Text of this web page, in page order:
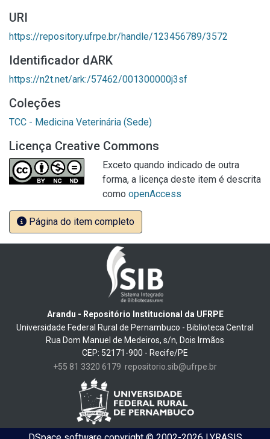
URI
https://repository.ufrpe.br/handle/123456789/3572
Identificador dARK
https://n2t.net/ark:/57462/001300000j3sf
Coleções
TCC - Medicina Veterinária (Sede)
Licença Creative Commons
Exceto quando indicado de outra
forma, a licença deste item é descrita
como openAccess
Página do item completo
Arandu - Repositório Institucional da UFRPE
Universidade Federal Rural de Pernambuco - Biblioteca Central
Rua Dom Manuel de Medeiros, s/n, Dois Irmãos
CEP: 52171-900 - Recife/PE
+55 81 3320 6179 repositorio.sib@ufrpe.br